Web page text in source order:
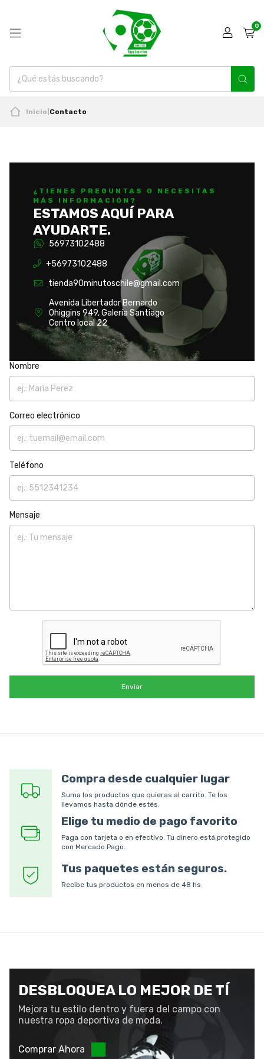
0
Inicio Contacto
¿TIENES PREGUNTAS O NECESITAS
MÁS INFORMACIÓN?
ESTAMOS AQUÍ PARA
AYUDARTE.
56973102488
+56973102488
tienda90minutoschile@gmail.com
Avenida Libertador Bernardo
Ohiggins 949, Galería Santiago
Centro local 22
Nombre
Correo electrónico
Teléfono
Mensaje
Enviar
Compra desde cualquier lugar
Suma los productos que quieras al carrito. Te los
llevamos hasta dónde estés.
Elige tu medio de pago favorito
Paga con tarjeta o en efectivo. Tu dinero está protegido
con Mercado Pago.
Tus paquetes están seguros.
Recibe tus productos en menos de 48 hs
DESBLOQUEA LO MEJOR DE TÍ
Mejora tu estilo dentro y fuera del campo con
nuestra ropa deportiva de moda.
Comprar Ahora